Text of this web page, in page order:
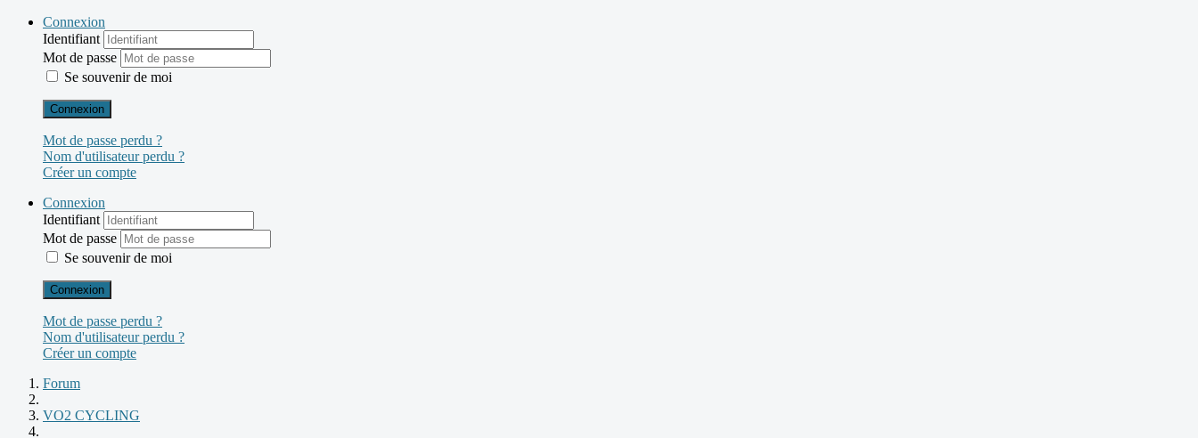
Connexion
Identifiant
Mot de passe
Se souvenir de moi
Connexion
Mot de passe perdu ?
Nom d'utilisateur perdu ?
Créer un compte
Connexion
Identifiant
Mot de passe
Se souvenir de moi
Connexion
Mot de passe perdu ?
Nom d'utilisateur perdu ?
Créer un compte
Forum
VO2 CYCLING